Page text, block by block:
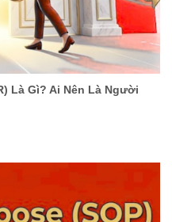
Là Gì? Ai Nên Là Người